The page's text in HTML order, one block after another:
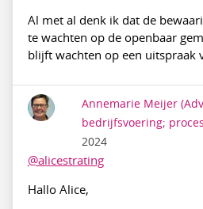
Al met al denk ik dat de
te wachten op de openbaar
blijft wachten op een uitspraak
Annemarie Meijer
bedrijfsvoering;
2024
@alicestrating
Hallo Alice,